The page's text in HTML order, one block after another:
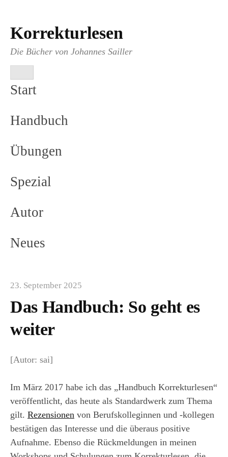
Skip
content
Korrekturlesen
Die Bücher von Johannes Sailler
Start
Handbuch
Übungen
Spezial
Autor
Neues
23. September 2025
Das Handbuch: So geht es
weiter
[Autor: sai]
Im März 2017 habe ich das „Handbuch Korrekturlesen“
veröffentlicht, das heute als Standardwerk zum Thema
gilt. Rezensionen von Berufskolleginnen und -kollegen
bestätigen das Interesse und die überaus positive
Aufnahme. Ebenso die Rückmeldungen in meinen